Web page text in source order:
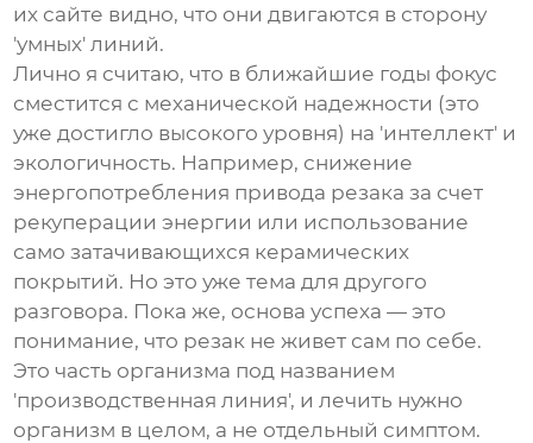
их сайте видно, что они двигаются в сторону
'умных' линий.
Лично я считаю, что в ближайшие годы фокус
сместится с механической надежности (это
уже достигло высокого уровня) на 'интеллект' и
экологичность. Например, снижение
энергопотребления привода резака за счет
рекуперации энергии или использование
само затачивающихся керамических
покрытий. Но это уже тема для другого
разговора. Пока же, основа успеха — это
понимание, что резак не живет сам по себе.
Это часть организма под названием
'производственная линия', и лечить нужно
организм в целом, а не отдельный симптом.